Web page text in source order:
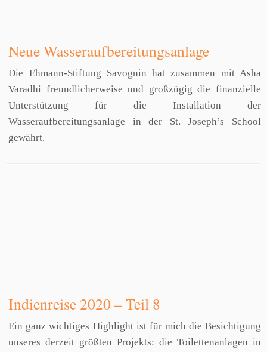
Neue Wasseraufbereitungsanlage
Die Ehmann-Stiftung Savognin hat zusammen mit Asha
Varadhi freundlicherweise und großzügig die finanzielle
Unterstützung für die Installation der
Wasseraufbereitungsanlage in der St. Joseph’s School
gewährt.
Indienreise 2020 – Teil 8
Ein ganz wichtiges Highlight ist für mich die Besichtigung
unseres derzeit größten Projekts: die Toilettenanlagen in